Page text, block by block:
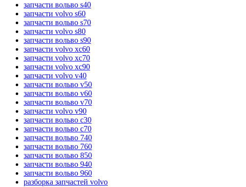
запчасти вольво s40
запчасти volvo s60
запчасти вольво s70
запчасти volvo s80
запчасти вольво s90
запчасти volvo xc60
запчасти volvo xc70
запчасти volvo xc90
запчасти volvo v40
запчасти вольво v50
запчасти вольво v60
запчасти вольво v70
запчасти volvo v90
запчасти вольво c30
запчасти вольво c70
запчасти вольво 740
запчасти вольво 760
запчасти вольво 850
запчасти вольво 940
запчасти вольво 960
разборка запчастей volvo